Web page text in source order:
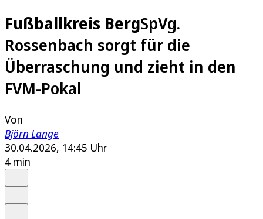
Fußballkreis BergSpVg.
Rossenbach sorgt für die
Überraschung und zieht in den
FVM-Pokal
Von
Björn Lange
30.04.2026, 14:45 Uhr
4 min